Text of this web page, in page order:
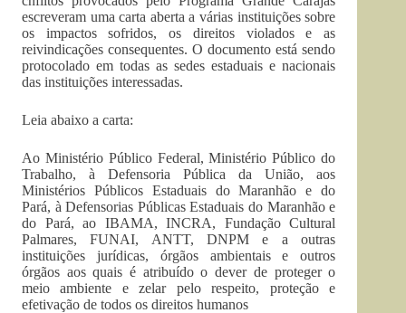
escreveram uma carta aberta a várias instituições sobre
os impactos sofridos, os direitos violados e as
reivindicações consequentes. O documento está sendo
protocolado em todas as sedes estaduais e nacionais
das instituições interessadas.
Leia abaixo a carta:
Ao Ministério Público Federal, Ministério Público do
Trabalho, à Defensoria Pública da União, aos
Ministérios Públicos Estaduais do Maranhão e do
Pará, à Defensorias Públicas Estaduais do Maranhão e
do Pará, ao IBAMA, INCRA, Fundação Cultural
Palmares, FUNAI, ANTT, DNPM e a outras
instituições jurídicas, órgãos ambientais e outros
órgãos aos quais é atribuído o dever de proteger o
meio ambiente e zelar pelo respeito, proteção e
efetivação de todos os direitos humanos